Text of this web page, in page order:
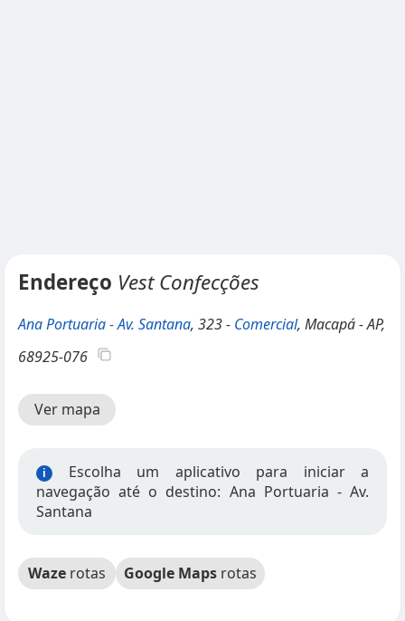
Endereço Vest Confecções
Ana Portuaria - Av. Santana, 323 - Comercial, Macapá - AP,
68925-076
Ver mapa
i
Escolha um aplicativo para iniciar a
navegação até o destino: Ana Portuaria - Av.
Santana
Waze rotas Google Maps rotas